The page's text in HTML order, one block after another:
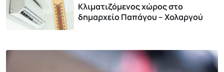
Κλιματιζόμενος χώρος στο
δημαρχείο Παπάγου – Χολαργού